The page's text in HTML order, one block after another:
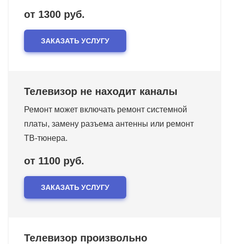
от 1300 руб.
ЗАКАЗАТЬ УСЛУГУ
Телевизор не находит каналы
Ремонт может включать ремонт системной
платы, замену разъема антенны или ремонт
ТВ-тюнера.
от 1100 руб.
ЗАКАЗАТЬ УСЛУГУ
Телевизор произвольно